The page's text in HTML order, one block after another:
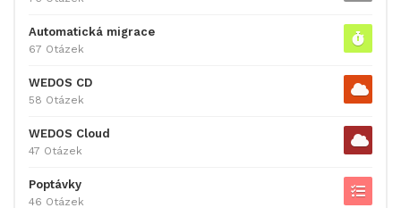
Automatická migrace
67 Otázek
WEDOS CD
58 Otázek
WEDOS Cloud
47 Otázek
Poptávky
46 Otázek